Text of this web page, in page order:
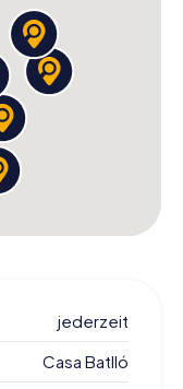
jederzeit
Casa Batlló